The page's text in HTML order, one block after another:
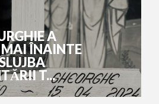
A
MAI ÎNAINTE
T...